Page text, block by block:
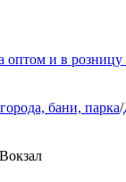
и в розницу (
бани, парка/